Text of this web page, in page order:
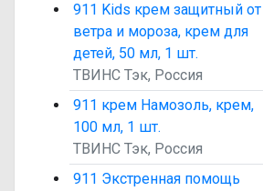
911 Kids крем защитный от
ветра и мороза, крем для
детей, 50 мл, 1 шт.
ТВИНС Тэк, Россия
911 крем Намозоль, крем,
100 мл, 1 шт.
ТВИНС Тэк, Россия
911 Экстренная помощь